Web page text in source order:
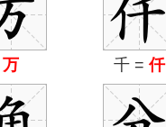
万 千 = 仟